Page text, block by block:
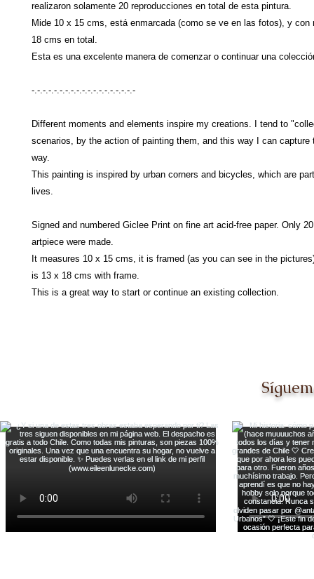
realizaron solamente 20 reproducciones en total de esta pintura.
Mide 10 x 15 cms, está enmarcada (como se ve en las fotos), y con
18 cms en total.
Esta es una excelente manera de comenzar o continuar una
-.-.-.-.-.-.-.-.-.-.-.-.-.-.-.-.-.-.-
Different moments and elements inspire my creations. I tend to
scenarios, by the action of painting them, and this way I can capture
way.
This painting is inspired by urban corners and bicycles, which are
lives.
Signed and numbered Giclee Print on fine art acid-free paper. Only
artpiece were made.
It measures 10 x 15 cms, it is framed (as you can see in the
is 13 x 18 cms with frame.
This is a great way to start or continue an existing collection.